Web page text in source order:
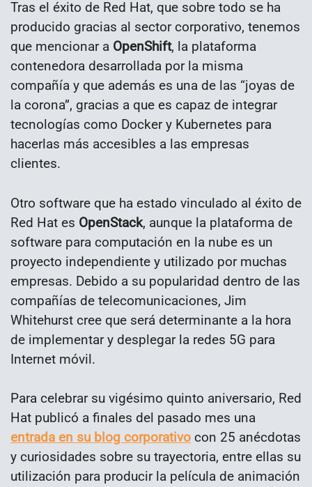
Tras el éxito de Red Hat, que sobre todo se ha
producido gracias al sector corporativo, tenemos
que mencionar a OpenShift, la plataforma
contenedora desarrollada por la misma
compañía y que además es una de las “joyas de
la corona”, gracias a que es capaz de integrar
tecnologías como Docker y Kubernetes para
hacerlas más accesibles a las empresas
clientes.
Otro software que ha estado vinculado al éxito de
Red Hat es OpenStack, aunque la plataforma de
software para computación en la nube es un
proyecto independiente y utilizado por muchas
empresas. Debido a su popularidad dentro de las
compañías de telecomunicaciones, Jim
Whitehurst cree que será determinante a la hora
de implementar y desplegar la redes 5G para
Internet móvil.
Para celebrar su vigésimo quinto aniversario, Red
Hat publicó a finales del pasado mes una
entrada en su blog corporativo con 25 anécdotas
y curiosidades sobre su trayectoria, entre ellas su
utilización para producir la película de animación